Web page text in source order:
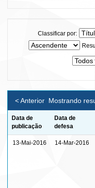
Classificar por:
Mostrando
< Anterior
Data de
publicação
Data de
defesa
13-Mai-2016 14-Mar-2016